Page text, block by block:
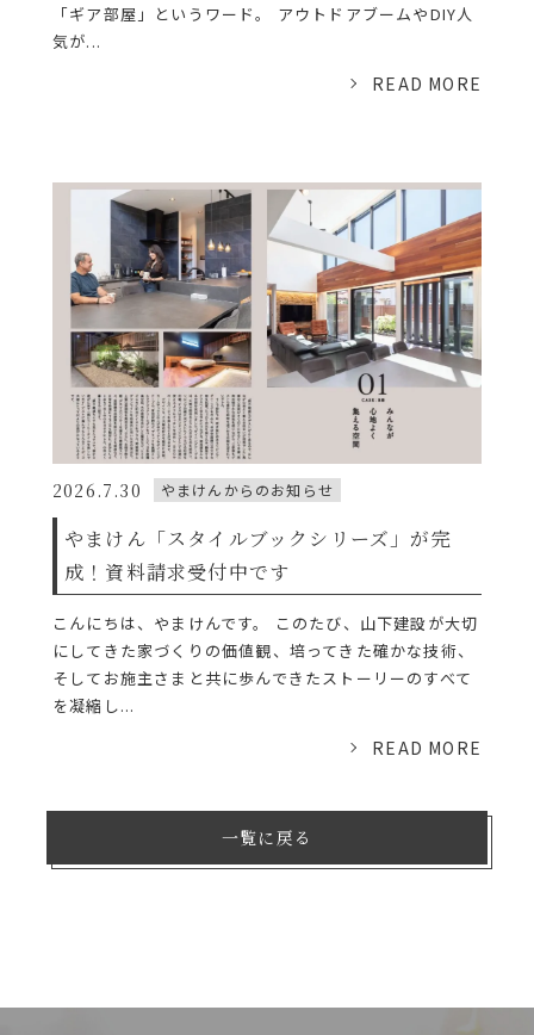
「ギア部屋」というワード。 アウトドアブームやDIY人
気が...
READ MORE
2026.7.30 やまけんからのお知らせ
やまけん「スタイルブックシリーズ」が完
成！資料請求受付中です
こんにちは、やまけんです。 このたび、山下建設が大切
にしてきた家づくりの価値観、培ってきた確かな技術、
そしてお施主さまと共に歩んできたストーリーのすべて
を凝縮し...
READ MORE
一覧に戻る